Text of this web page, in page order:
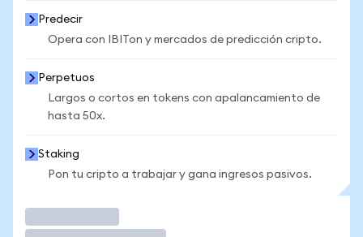
Predecir
Opera con IBITon y mercados de predicción cripto.
Perpetuos
Largos o cortos en tokens con apalancamiento de
hasta 50x.
Staking
Pon tu cripto a trabajar y gana ingresos pasivos.